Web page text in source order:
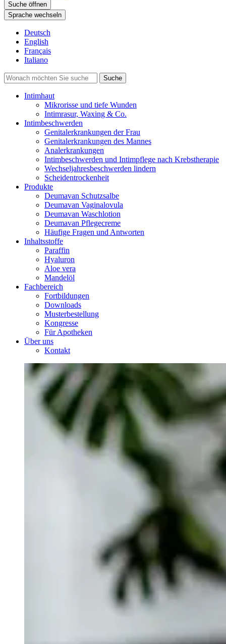
Suche öffnen
Sprache wechseln
Deutsch
English
Français
Italiano
Intimhaut
Mikrorisse und tiefe Wunden
Intimrasur, Waxing & Co.
Intimbeschwerden
Genitalerkrankungen der Frau
Genitalerkrankungen des Mannes
Analerkrankungen
Intimbeschwerden und Intimpflege nach Krebstherapie
Wechseljahresbeschwerden lindern
Scheidentrockenheit
Produkte
Deumavan Schutzsalbe
Deumavan Vaginalovula
Deumavan Waschlotion
Deumavan Pflegecreme
Häufige Fragen und Antworten
Inhaltsstoffe
Paraffin
Hyaluron
Aloe vera
Mandelöl
Fachbereich
Fortbildungen
Downloads
Musterbestellung
Kongresse
Für Apotheken
Über uns
Kontakt